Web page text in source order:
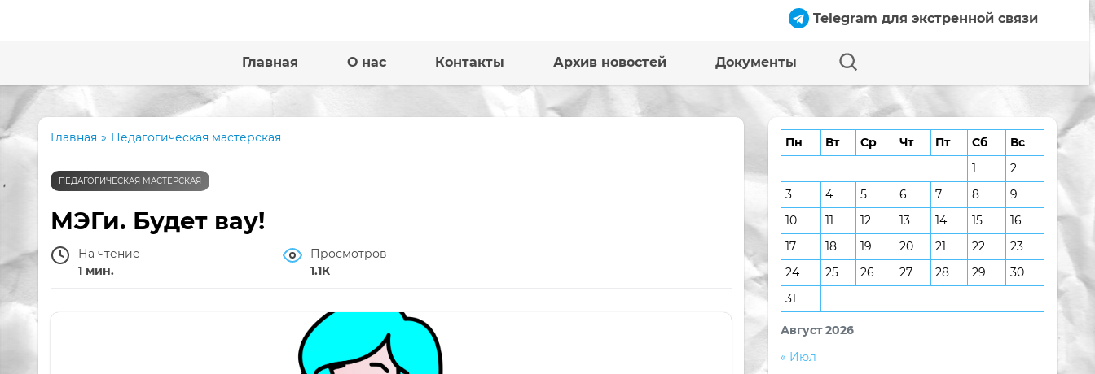
Telegram для экстренной связи
Главная О нас Контакты Архив новостей Документы
Главная » Педагогическая мастерская
ПЕДАГОГИЧЕСКАЯ МАСТЕРСКАЯ
МЭГи. Будет вау!
На чтение
1 мин.
Просмотров
1.1К
Август 2026
Пн Вт Ср Чт Пт Сб
Вс
1
2
3
4 5 6 7 8
9
10
11 12 13 14 15
16
17
18 19 20 21 22
23
24
25 26 27 28 29
30
31
« Июл